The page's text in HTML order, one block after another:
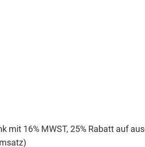
mit 16% MWST, 25% Rabatt auf